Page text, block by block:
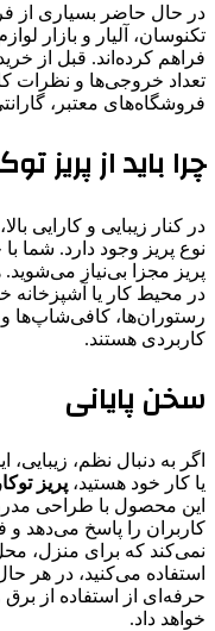
در حال حاضر بسیاری از
تکنوسان، آلیار و بازار
فراهم کرده‌اند. قبل از
تعداد خروجی‌ها و نظرات
فروشگاه‌های معتبر،
چرا باید از پریز
در کنار زیبایی و کارایی
نوع پریز وجود دارد. شما
پریز مجزا بی‌نیاز
در محیط کار یا آشپزخانه
رستوران‌ها، کافی‌شاپ‌ها و
کاربردی هستند.
سخن پایانی
اگر به دنبال نظم،
یا کار خود هستید، پریز
این محصول با طراحی
کاربران را پاسخ می‌دهد و
نمی‌کند که برای منزل،
استفاده می‌کنید، در هر
حرفه‌ای از استفاده از برق
خواهد داد.